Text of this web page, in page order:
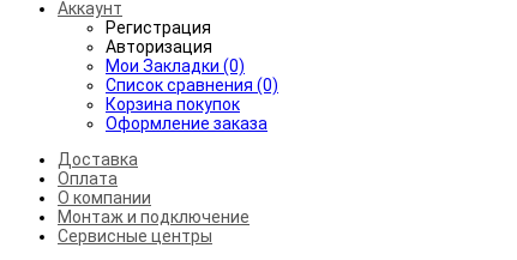
Аккаунт
Регистрация
Авторизация
Мои Закладки (0)
Список сравнения (0)
Корзина покупок
Оформление заказа
Доставка
Оплата
О компании
Монтаж и подключение
Сервисные центры